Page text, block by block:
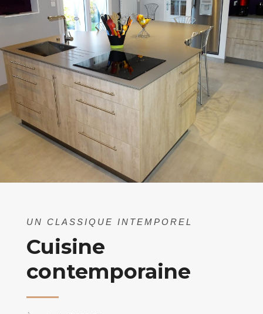
UN CLASSIQUE INTEMPOREL
Cuisine
contemporaine